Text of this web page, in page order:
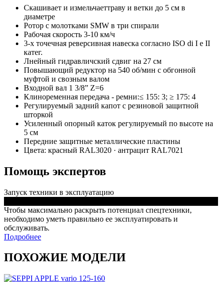
Скашивает и измельчаеттраву и ветки до 5 см в
диаметре
Ротор с молотками SMW в три спирали
Рабочая скорость 3-10 км/ч
3-х точечная реверсивная навеска согласно ISO di I e II
катег.
Лнейный гидравличский сдвиг на 27 см
Повышающий редуктор на 540 об/мин с обгонной
муфтой и свозным валом
Входной вал 1 3/8” Z=6
Клиноременная передача - ремни:≤ 155: 3; ≥ 175: 4
Регулируемый задний капот с резиновой защитной
шторкой
Усиленный опорный каток регулируемый по высоте на
5 см
Передние защитные металлические пластины
Цвета: красный RAL3020 · антрацит RAL7021
Помощь экспертов
Запуск техники в эксплуатацию
Чтобы максимально раскрыть потенциал спецтехники,
необходимо уметь правильно ее эксплуатировать и
обслуживать.
Подробнее
ПОХОЖИЕ МОДЕЛИ